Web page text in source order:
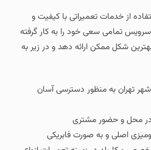
از خدمات تعمیراتی با کیفیت و
سرویس تمامی سعی خود را به کار گرفته
شکل ممکن ارائه دهد و در زیر به
تهران به منظور دسترسی آسان
در محل و حضور مشتری
اصلی و به صورت فابریکی